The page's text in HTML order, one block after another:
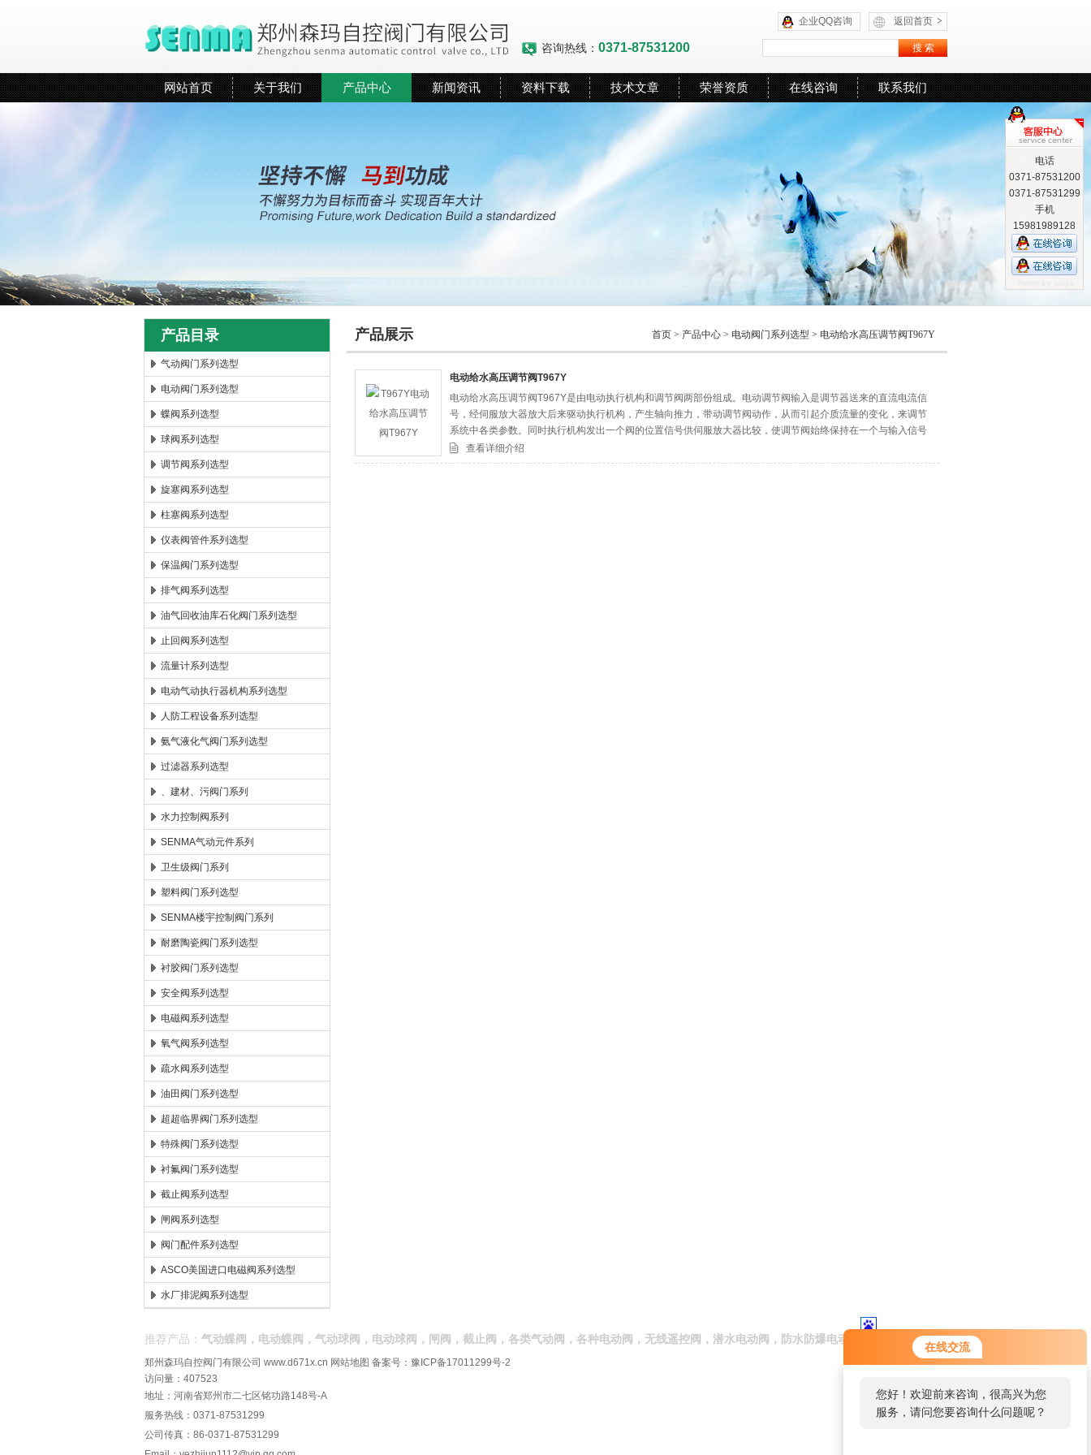
在线交流
您好！欢迎前来咨询，很高兴为您
服务，请问您要咨询什么问题呢？
郑州森玛自控阀门有限公司
返回首页 >
企业QQ咨询
咨询热线： 0371-87531200
网站首页 关于我们 产品中心 新闻资讯 资料下载 技术文章 荣誉资质 在线咨询 联系我们
产品目录
气动阀门系列选型
电动阀门系列选型
蝶阀系列选型
球阀系列选型
调节阀系列选型
旋塞阀系列选型
柱塞阀系列选型
仪表阀管件系列选型
保温阀门系列选型
排气阀系列选型
油气回收油库石化阀门系列选型
止回阀系列选型
流量计系列选型
电动气动执行器机构系列选型
人防工程设备系列选型
氨气液化气阀门系列选型
过滤器系列选型
、建材、污阀门系列
水力控制阀系列
SENMA气动元件系列
卫生级阀门系列
塑料阀门系列选型
SENMA楼宇控制阀门系列
耐磨陶瓷阀门系列选型
衬胶阀门系列选型
安全阀系列选型
电磁阀系列选型
氧气阀系列选型
疏水阀系列选型
油田阀门系列选型
超超临界阀门系列选型
特殊阀门系列选型
衬氟阀门系列选型
截止阀系列选型
闸阀系列选型
阀门配件系列选型
ASCO美国进口电磁阀系列选型
水厂排泥阀系列选型
产品展示 首页 > 产品中心 > 电动阀门系列选型 > 电动给水高压调节阀T967Y
电动给水高压调节阀T967Y
电动给水高压调节阀T967Y是由电动执行机构和调节阀两部份组成。电动调节阀输入是调节器送来的直流电流信
号，经伺服放大器放大后来驱动执行机构，产生轴向推力，带动调节阀动作，从而引起介质流量的变化，来调节
系统中各类参数。同时执行机构发出一个阀的位置信号供伺服放大器比较，使调节阀始终保持在一个与输入信号
相对应的位置上，完成伺服调节任务。
查看详细介绍
推荐产品： 气动蝶阀，电动蝶阀，气动球阀，电动球阀，闸阀，截止阀，各类气动阀，各种电动阀，无线遥控阀，潜水电动阀，防水防爆电动阀
郑州森玛自控阀门有限公司 www.d671x.cn 网站地图 备案号： 豫ICP备17011299号-2
访问量：407523
地址：河南省郑州市二七区铭功路148号-A
服务热线：0371-87531299
公司传真：86-0371-87531299
电话
0371-87531200
0371-87531299
手机
15981989128